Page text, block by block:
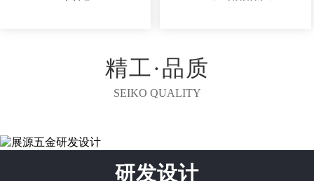
精工·品质
SEIKO QUALITY
研发设计